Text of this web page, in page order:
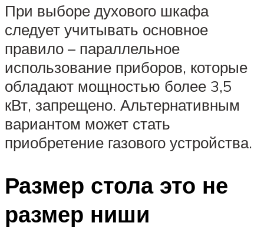
При выборе духового шкафа
следует учитывать основное
правило – параллельное
использование приборов, которые
обладают мощностью более 3,5
кВт, запрещено. Альтернативным
вариантом может стать
приобретение газового устройства.
Размер стола это не
размер ниши